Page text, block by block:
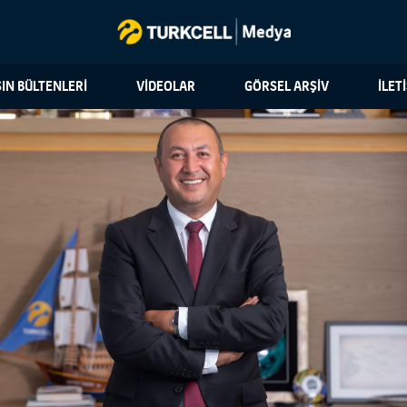
BÜLTENLERİ VİDEOLAR GÖRSEL ARŞİV